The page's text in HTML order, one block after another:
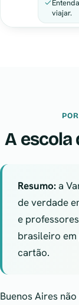
viajar.
A escola
Resumo:a
de verdade
e
brasileiro
cartão.
Buenos Aires